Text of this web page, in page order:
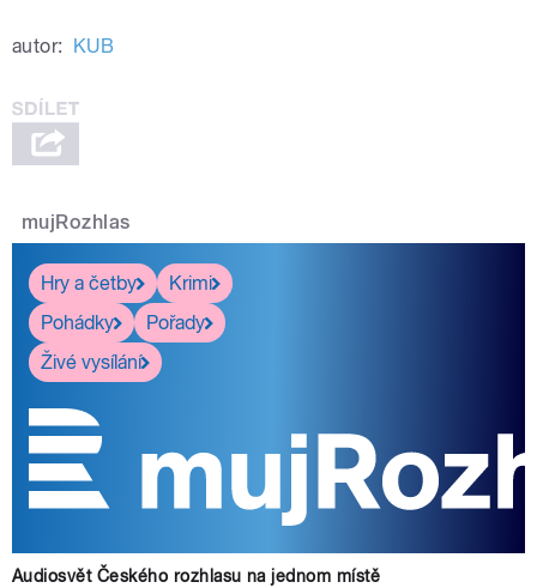
pause
autor: KUB
mujRozhlas
Hry a četby
Krimi
Pohádky
Pořady
Živé vysílání
Audiosvět Českého rozhlasu na jednom místě